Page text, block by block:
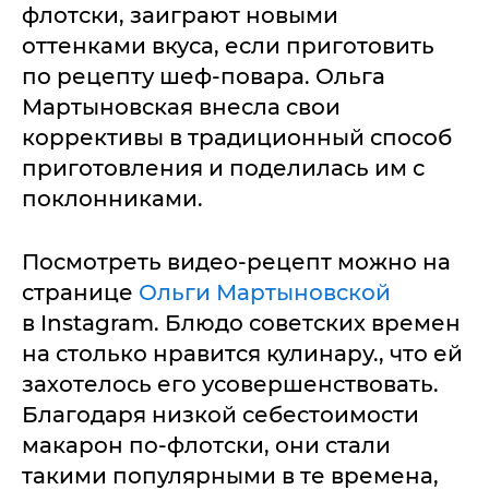
флотски, заиграют новыми
оттенками вкуса, если приготовить
по рецепту шеф-повара. Ольга
Мартыновская внесла свои
коррективы в традиционный способ
приготовления и поделилась им с
поклонниками.
Посмотреть видео-рецепт можно на
странице Ольги Мартыновской
в Instagram. Блюдо советских времен
на столько нравится кулинару., что ей
захотелось его усовершенствовать.
Благодаря низкой себестоимости
макарон по-флотски, они стали
такими популярными в те времена,